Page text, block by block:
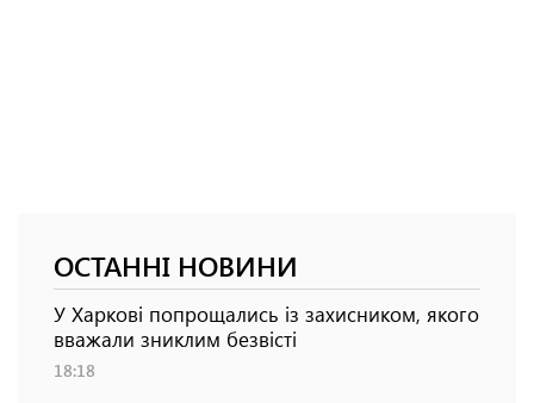
ОСТАННІ НОВИНИ
У Харкові попрощались із захисником, якого
вважали зниклим безвісті
18:18